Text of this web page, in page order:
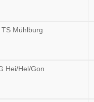
Mühlburg
Hei/Hel/Gon